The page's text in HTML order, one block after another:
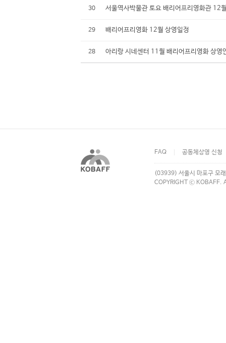
30 서울역사박물관 토요 배리어프리영화관 12
29 배리어프리영화 12월 상영일정
28 아리랑 시네센터 11월 배리어프리영화 상영
FAQ 공동체상영 신청
(03939) 서울시 마포구 모
COPYRIGHT ⓒ KOBAFF.